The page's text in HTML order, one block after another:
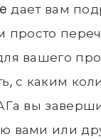
дает вам
просто
вашего
с каким
вы
вами или